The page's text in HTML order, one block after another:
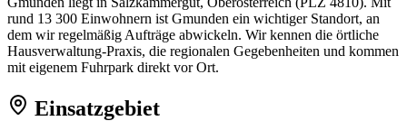
rund 13 300 Einwohnern ist Gmunden ein wichtiger Standort, an
dem wir regelmäßig Aufträge abwickeln. Wir kennen die örtliche
Hausverwaltung-Praxis, die regionalen Gegebenheiten und kommen
mit eigenem Fuhrpark direkt vor Ort.
Einsatzgebiet